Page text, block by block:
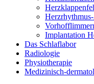
Implantation
Das Schlaflabor
Radiologie
Physiotherapie
Medizinisch-